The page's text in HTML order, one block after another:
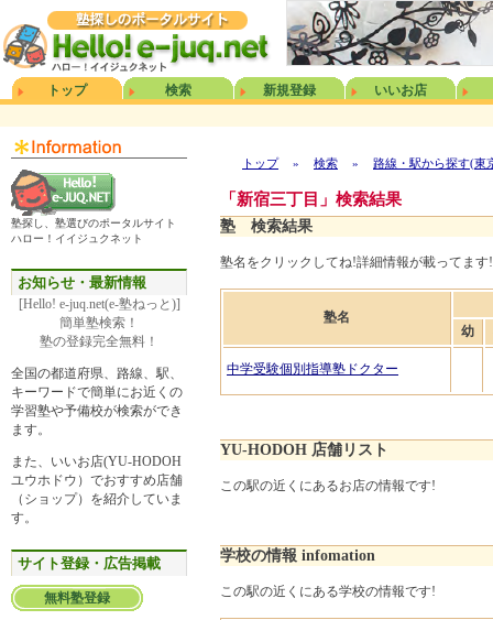
トップ 検索 新規登録 いいお店
塾探し、塾選びのポータルサイト
ハロー！イイジュクネット
お知らせ・最新情報
[Hello! e-juq.net(e-塾ねっと)]
簡単塾検索！
塾の登録完全無料！
全国の都道府県、路線、駅、
キーワードで簡単にお近くの
学習塾や予備校が検索ができ
ます。
また、いいお店(YU-HODOH
ユウホドウ）でおすすめ店舗
（ショップ）を紹介していま
す。
サイト登録・広告掲載
無料塾登録
トップ » 検索 » 路線・駅から探す(東
「新宿三丁目」検索結果
塾 検索結果
塾名をクリックしてね!詳細情報が載ってます!
塾名
幼
中学受験個別指導塾ドクター
YU-HODOH 店舗リスト
この駅の近くにあるお店の情報です!
学校の情報 infomation
この駅の近くにある学校の情報です!